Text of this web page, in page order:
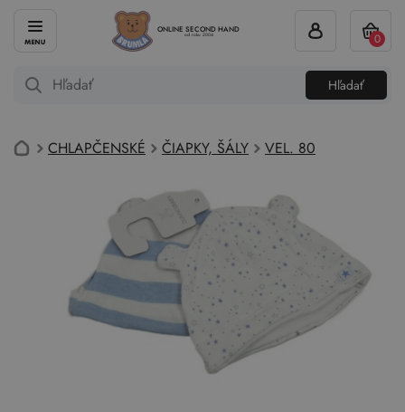
ONLINE SECOND HAND
od roku 2004
Hľadať
0
CHLAPČENSKÉ ČIAPKY, ŠÁLY VEL. 80